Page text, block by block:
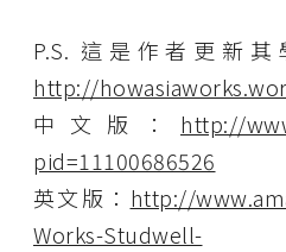
P.S. 這是作者更新
http://
中文版： http://
pid=11100686526
英文版： http://
Works-Studwell-